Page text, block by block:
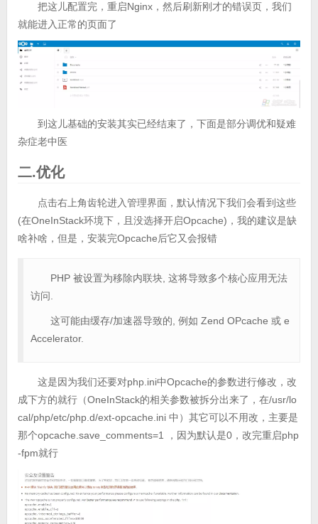
把这儿配置完，重启Nginx，然后刷新刚才的错误页，我们
就能进入正常的页面了
到这儿基础的安装其实已经结束了，下面是部分调优和疑难
杂症老中医
二.优化
点击右上角齿轮进入管理界面，默认情况下我们会看到这些
(在OneInStack环境下，且没选择开启Opcache)，我的建议是缺
啥补啥，但是，安装完Opcache后它又会报错
PHP 被设置为移除内联块, 这将导致多个核心应用无法
访问.
这可能由缓存/加速器导致的, 例如 Zend OPcache 或 e
Accelerator.
这是因为我们还要对php.ini中Opcache的参数进行修改，改
成下方的就行（OneInStack的相关参数被拆分出来了，在/usr/lo
cal/php/etc/php.d/ext-opcache.ini 中）其它可以不用改，主要是
那个opcache.save_comments=1 ，因为默认是0，改完重启php
-fpm就行